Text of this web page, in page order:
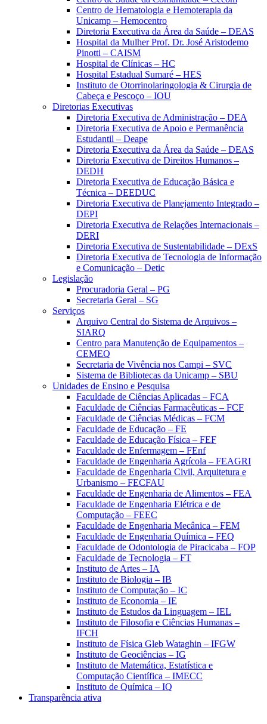
Centro de Hematologia e Hemoterapia da
Unicamp – Hemocentro
Diretoria Executiva da Área da Saúde – DEAS
Hospital da Mulher Prof. Dr. José Aristodemo
Pinotti – CAISM
Hospital de Clínicas – HC
Hospital Estadual Sumaré – HES
Instituto de Otorrinolaringologia & Cirurgia de
Cabeça e Pescoço – IOU
Diretorias Executivas
Diretoria Executiva de Administração – DEA
Diretoria Executiva de Apoio e Permanência
Estudantil – Deape
Diretoria Executiva da Área da Saúde – DEAS
Diretoria Executiva de Direitos Humanos –
DEDH
Diretoria Executiva de Educação Básica e
Técnica – DEEDUC
Diretoria Executiva de Planejamento Integrado –
DEPI
Diretoria Executiva de Relações Internacionais –
DERI
Diretoria Executiva de Sustentabilidade – DExS
Diretoria Executiva de Tecnologia de Informação
e Comunicação – Detic
Legislação
Procuradoria Geral – PG
Secretaria Geral – SG
Serviços
Arquivo Central do Sistema de Arquivos –
SIARQ
Centro para Manutenção de Equipamentos –
CEMEQ
Secretaria de Vivência nos Campi – SVC
Sistema de Bibliotecas da Unicamp – SBU
Unidades de Ensino e Pesquisa
Faculdade de Ciências Aplicadas – FCA
Faculdade de Ciências Farmacêuticas – FCF
Faculdade de Ciências Médicas – FCM
Faculdade de Educação – FE
Faculdade de Educação Física – FEF
Faculdade de Enfermagem – FEnf
Faculdade de Engenharia Agrícola – FEAGRI
Faculdade de Engenharia Civil, Arquitetura e
Urbanismo – FECFAU
Faculdade de Engenharia de Alimentos – FEA
Faculdade de Engenharia Elétrica e de
Computação – FEEC
Faculdade de Engenharia Mecânica – FEM
Faculdade de Engenharia Química – FEQ
Faculdade de Odontologia de Piracicaba – FOP
Faculdade de Tecnologia – FT
Instituto de Artes – IA
Instituto de Biologia – IB
Instituto de Computação – IC
Instituto de Economia – IE
Instituto de Estudos da Linguagem – IEL
Instituto de Filosofia e Ciências Humanas –
IFCH
Instituto de Física Gleb Wataghin – IFGW
Instituto de Geociências – IG
Instituto de Matemática, Estatística e
Computação Científica – IMECC
Instituto de Química – IQ
Transparência ativa